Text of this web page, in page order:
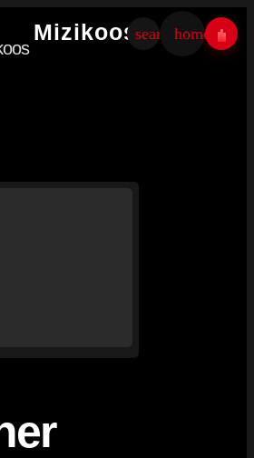
Mizikoossearchhome ×